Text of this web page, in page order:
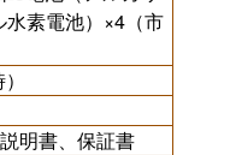
素電池）×4（市
明書、保証書